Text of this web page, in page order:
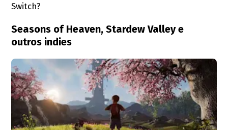
Switch?
Seasons of Heaven, Stardew Valley e
outros indies